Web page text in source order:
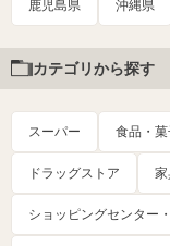
鹿児島県 沖縄県
カテゴリから探す
スーパー 食品・
ドラッグストア 家
ショッピングセンター